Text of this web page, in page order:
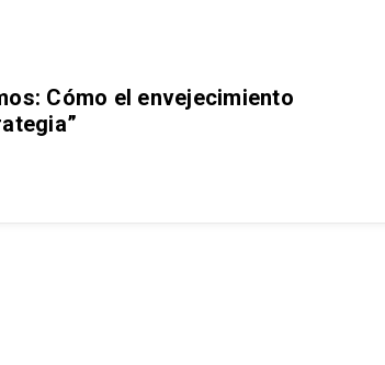
Cómo el envejecimiento